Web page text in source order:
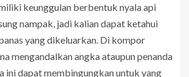
keunggulan berbentuk nyala api
nampak, jadi kalian dapat ketahui
yang dikeluarkan. Di kompor
mengandalkan angka ataupun penanda
ini dapat membingungkan untuk yang